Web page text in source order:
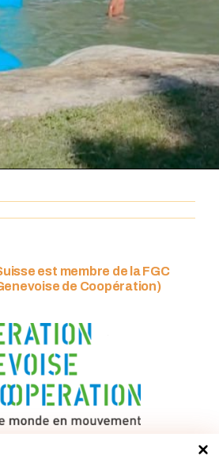
est membre de la FGC
de Coopération)